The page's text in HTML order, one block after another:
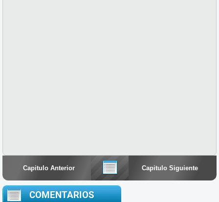
Capitulo Anterior Capitulo Siguiente
COMENTARIOS